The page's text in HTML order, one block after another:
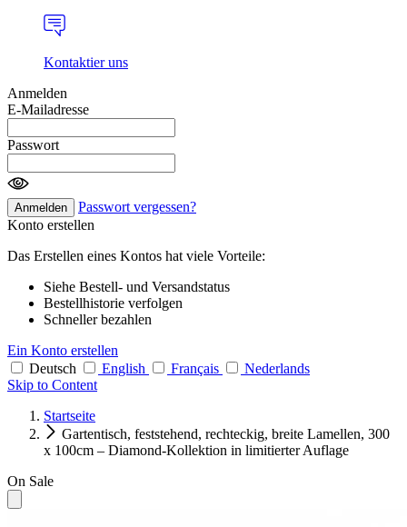
Kontaktier uns
Anmelden
E-Mailadresse
Passwort
Anmelden
Passwort vergessen?
Konto erstellen
Das Erstellen eines Kontos hat viele Vorteile:
Siehe Bestell- und Versandstatus
Bestellhistorie verfolgen
Schneller bezahlen
Ein Konto erstellen
Deutsch
English Français
Nederlands
Skip to Content
Startseite
Gartentisch, feststehend, rechteckig, breite Lamellen, 300
x 100cm – Diamond-Kollektion in limitierter Auflage
On Sale